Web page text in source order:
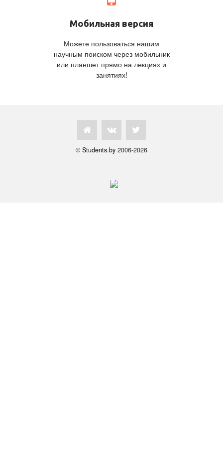
Мобильная версия
Можете пользоваться нашим
научным поиском через мобильник
или планшет прямо на лекциях и
занятиях!
© Students.by 2006-2026